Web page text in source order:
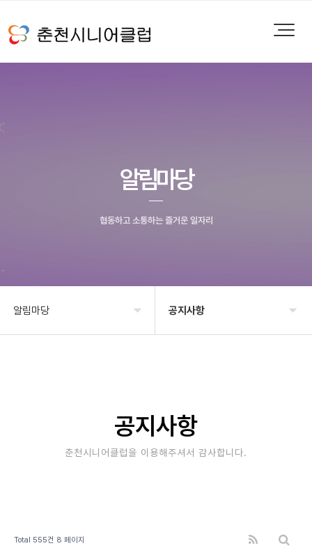
알림마당
협동하고 소통하는 즐거운 일자리
알림마당 공지사항
보도자료
사진&영상
공지사항
춘천시니어클럽을 이용해주셔서 감사합니다.
Total 555건 8 페이지